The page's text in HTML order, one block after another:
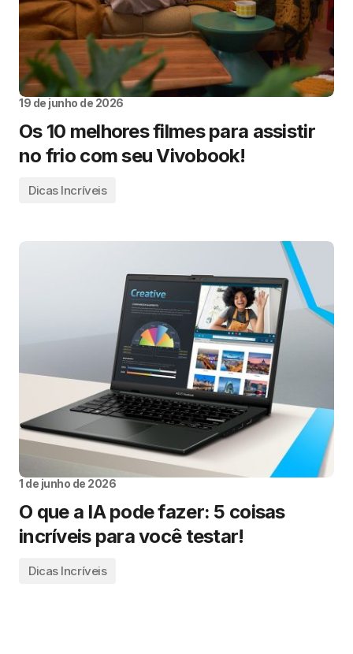
19 de junho de 2026
Os 10 melhores filmes para assistir
no frio com seu Vivobook!
Dicas Incríveis
1 de junho de 2026
O que a IA pode fazer: 5 coisas
incríveis para você testar!
Dicas Incríveis